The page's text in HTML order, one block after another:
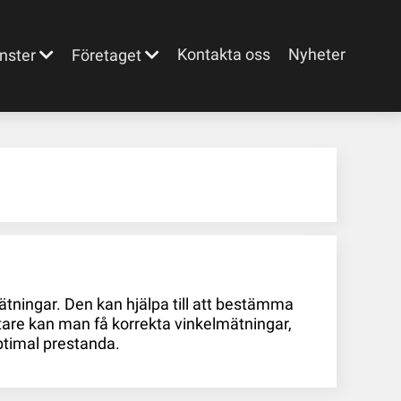
Företaget Kontakta oss Nyheter
Den kan hjälpa till att bestämma
kan man få korrekta vinkelmätningar,
prestanda.